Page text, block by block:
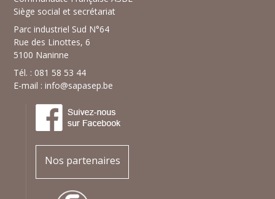
Siège social et secrétariat
Parc industriel Sud N°64
Rue des Linottes, 6
5100 Naninne
Tél. : 081 58 53 44
E-mail :info@sapasep.be
Nos partenaires